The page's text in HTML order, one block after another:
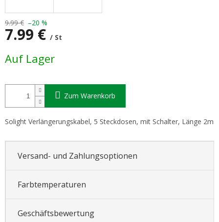
9.99 € –20 %
7.99 € / St
Auf Lager
Zum Warenkorb
Solight Verlängerungskabel, 5 Steckdosen, mit Schalter, Länge 2m
Versand- und Zahlungsoptionen
Farbtemperaturen
Geschäftsbewertung